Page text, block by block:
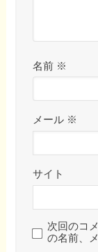
名前 ※
メール ※
サイト
次回のコ
の名前、